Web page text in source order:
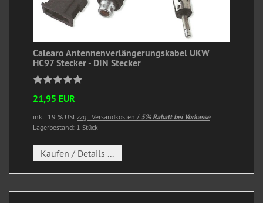
Calearo Antennenverlängerungskabel UKW
HC97 Stecker - DIN Stecker
21,95 EUR
inkl. 19 % USt zzgl. Versandkosten / 5% Rabatt bei Vorkasse
Lagerbestand: 1 Stück
Kaufen / Details ...